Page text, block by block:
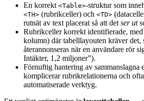
En korrekt <Table>-struktur som
<TH> (rubrikceller) och <TD>
rutnät av text placerat så att det ser ut
Rubrikceller korrekt identifierade,
kolumn) där tabelllayouten kräver det,
återannonseras när en användare rör
Intäkter, 1,2 miljoner”).
Förnuftig hantering av sammanslagna
komplicerar rubrikrelationerna och
automatiserade verktyg.